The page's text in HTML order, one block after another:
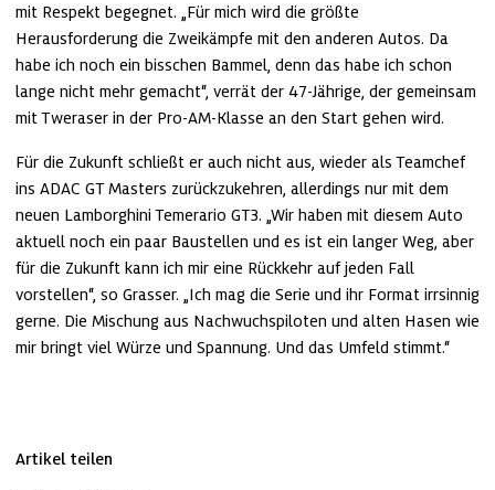
mit Respekt begegnet. „Für mich wird die größte
Herausforderung die Zweikämpfe mit den anderen Autos. Da
habe ich noch ein bisschen Bammel, denn das habe ich schon
lange nicht mehr gemacht“, verrät der 47-Jährige, der gemeinsam
mit Tweraser in der Pro-AM-Klasse an den Start gehen wird.
Für die Zukunft schließt er auch nicht aus, wieder als Teamchef
ins ADAC GT Masters zurückzukehren, allerdings nur mit dem
neuen Lamborghini Temerario GT3. „Wir haben mit diesem Auto
aktuell noch ein paar Baustellen und es ist ein langer Weg, aber
für die Zukunft kann ich mir eine Rückkehr auf jeden Fall
vorstellen“, so Grasser. „Ich mag die Serie und ihr Format irrsinnig
gerne. Die Mischung aus Nachwuchspiloten und alten Hasen wie
mir bringt viel Würze und Spannung. Und das Umfeld stimmt.“
Artikel teilen